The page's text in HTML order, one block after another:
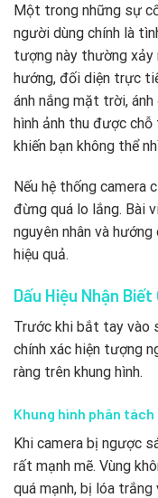
Một trong những sự
người dùng chính là
tượng này thường
hướng, đối diện trực
ánh nắng mặt trời,
hình ảnh thu được
khiến bạn không thể
Nếu hệ thống camera
đừng quá lo lắng. Bài
nguyên nhân và
hiệu quả.
Dấu Hiệu Nhận
Trước khi bắt tay vào
chính xác hiện tượng
ràng trên khung hình.
Khung hình phân
Khi camera bị ngược
rất mạnh mẽ. Vùng
quá mạnh, bị lóa